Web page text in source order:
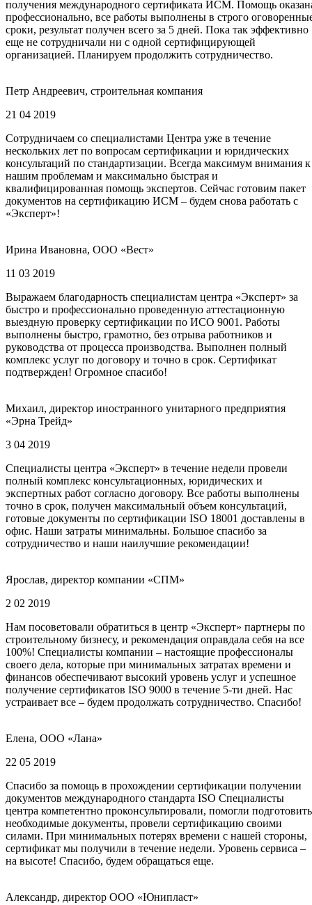
получения международного сертификата ИСМ. Помощь
профессионально, все работы выполнены в строго
сроки, результат получен всего за 5 дней. Пока так эффективно
еще не сотрудничали ни с одной сертифицирующей
организацией. Планируем продолжить сотрудничество.
Петр Андреевич, строительная компания
21 04 2019
Сотрудничаем со специалистами Центра уже в течение
нескольких лет по вопросам сертификации и юридических
консультаций по стандартизации. Всегда максимум внимания к
нашим проблемам и максимально быстрая и
квалифицированная помощь экспертов. Сейчас готовим пакет
документов на сертификацию ИСМ – будем снова работать с
«Эксперт»!
Ирина Ивановна, ООО «Вест»
11 03 2019
Выражаем благодарность специалистам центра «Эксперт» за
быстро и профессионально проведенную аттестационную
выездную проверку сертификации по ИСО 9001. Работы
выполнены быстро, грамотно, без отрыва работников и
руководства от процесса производства. Выполнен полный
комплекс услуг по договору и точно в срок. Сертификат
подтвержден! Огромное спасибо!
Михаил, директор иностранного унитарного предприятия
«Эрна Трейд»
3 04 2019
Специалисты центра «Эксперт» в течение недели провели
полный комплекс консультационных, юридических и
экспертных работ согласно договору. Все работы выполнены
точно в срок, получен максимальный объем консультаций,
готовые документы по сертификации ISO 18001 доставлены в
офис. Наши затраты минимальны. Большое спасибо за
сотрудничество и наши наилучшие рекомендации!
Ярослав, директор компании «СПМ»
2 02 2019
Нам посоветовали обратиться в центр «Эксперт» партнеры по
строительному бизнесу, и рекомендация оправдала себя на все
100%! Специалисты компании – настоящие профессионалы
своего дела, которые при минимальных затратах времени и
финансов обеспечивают высокий уровень услуг и успешное
получение сертификатов ISO 9000 в течение 5-ти дней. Нас
устраивает все – будем продолжать сотрудничество. Спасибо!
Елена, ООО «Лана»
22 05 2019
Спасибо за помощь в прохождении сертификации получении
документов международного стандарта ISO Специалисты
центра компетентно проконсультировали, помогли подготовить
необходимые документы, провели сертификацию своими
силами. При минимальных потерях времени с нашей стороны,
сертификат мы получили в течение недели. Уровень сервиса –
на высоте! Спасибо, будем обращаться еще.
Александр, директор ООО «Юнипласт»